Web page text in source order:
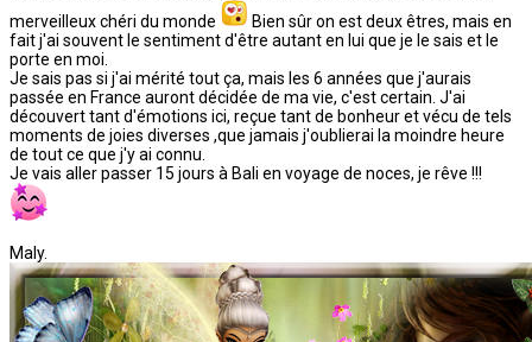
merveilleux chéri du monde
Bien sûr on est deux êtres, mais en
fait j'ai souvent le sentiment d'être autant en lui que je le sais et le
porte en moi.
Je sais pas si j'ai mérité tout ça, mais les 6 années que j'aurais
passée en France auront décidée de ma vie, c'est certain. J'ai
découvert tant d'émotions ici, reçue tant de bonheur et vécu de tels
moments de joies diverses ,que jamais j'oublierai la moindre heure
de tout ce que j'y ai connu.
Je vais aller passer 15 jours à Bali en voyage de noces, je rêve !!!
Maly.